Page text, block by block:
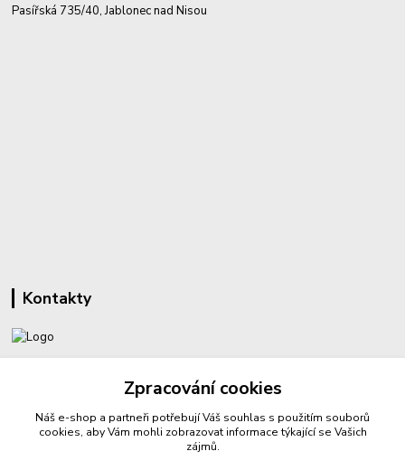
Pasířská 735/40, Jablonec nad Nisou
Kontakty
sperkyproradost@seznam.cz
Zpracování cookies
Náš e-shop a partneři potřebují Váš souhlas s použitím souborů
cookies, aby Vám mohli zobrazovat informace týkající se Vašich
zájmů.